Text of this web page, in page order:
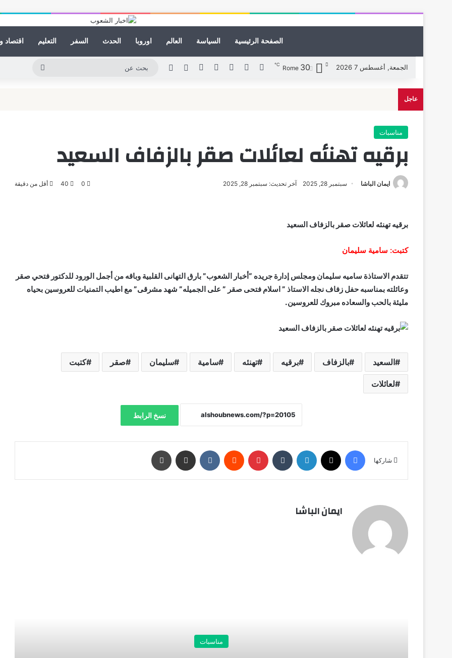
الصفحة الرئيسية السياسة العالم اوروبا الحدث السفر التعليم اقتصاد
الجمعة, أغسطس 7 2026 Rome 30
℃ فيسبوك لينكدإنيوتيوب انستقراممقال عشوائي
الوضع المظلم
عاجل
مناسبات
برقيه تهنئه لعائلات صقر بالزفاف السعيد
ايمان الباشا سبتمبر 28, 2025 آخر تحديث: سبتمبر 28, 2025 0
40 أقل من دقيقة
برقيه تهنئه لعائلات صقر بالزفاف السعيد
كتبت: سامية سليمان
تتقدم الاستاذة ساميه سليمان ومجلس إدارة جريده “أخبار الشعوب” بارق التهانى القلبية وباقه من أجمل الورود للدكتور فتحي صقر
وعائلته بمناسبه حفل زفاف نجله الاستاذ ” اسلام فتحى صقر ” على الجميله” شهد مشرقى” مع اطيب التمنيات للعروسين بحياه
مليئة بالحب والسعاده مبروك للعروسين.
السعيد بالزفاف برقيه تهنئه سامية سليمان صقر كتبت
لعائلات
نسخ الرابط
شاركها
ايمان الباشا
مناسبات